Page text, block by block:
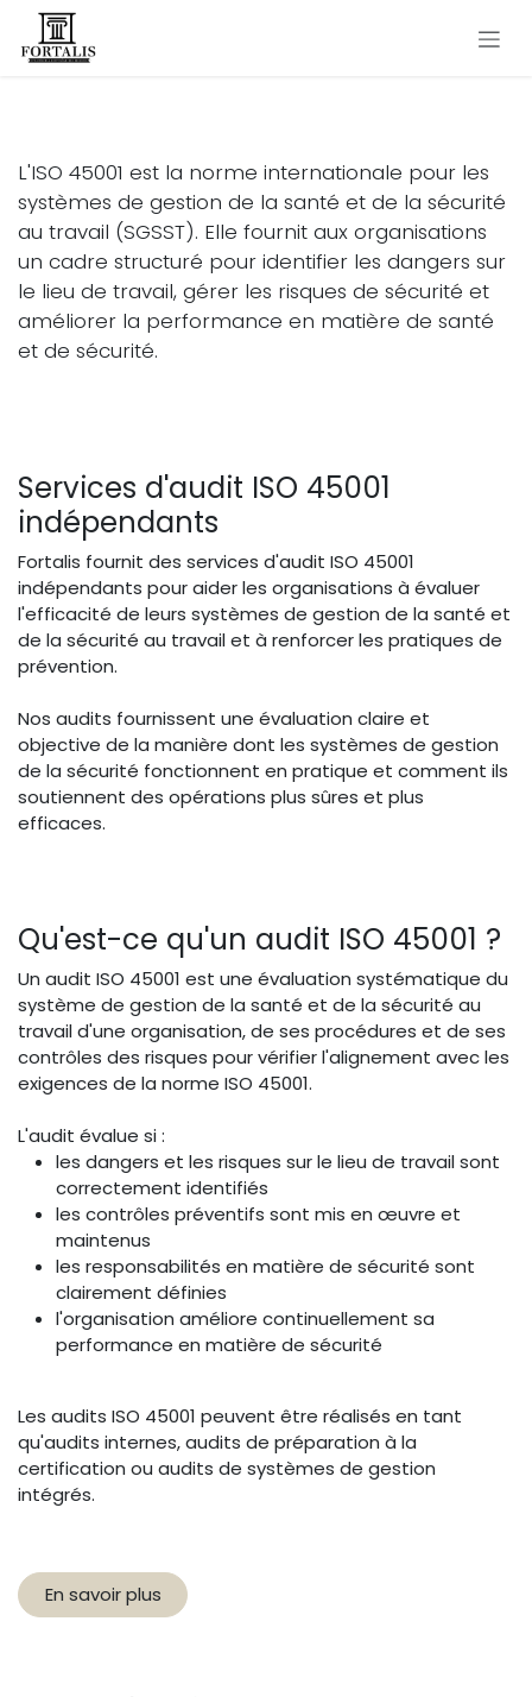
Se rendre au contenu
L'ISO 45001 est la norme internationale pour les
systèmes de gestion de la santé et de la sécurité
au travail (SGSST). Elle fournit aux organisations
un cadre structuré pour identifier les dangers sur
le lieu de travail, gérer les risques de sécurité et
améliorer la performance en matière de santé
et de sécurité.
Services d'audit ISO 45001
indépendants
Fortalis fournit des services d'audit ISO 45001
indépendants pour aider les organisations à évaluer
l'efficacité de leurs systèmes de gestion de la santé et
de la sécurité au travail et à renforcer les pratiques de
prévention.
Nos audits fournissent une évaluation claire et
objective de la manière dont les systèmes de gestion
de la sécurité fonctionnent en pratique et comment ils
soutiennent des opérations plus sûres et plus
efficaces.
Qu'est-ce qu'un audit ISO 45001 ?
Un audit ISO 45001 est une évaluation systématique du
système de gestion de la santé et de la sécurité au
travail d'une organisation, de ses procédures et de ses
contrôles des risques pour vérifier l'alignement avec les
exigences de la norme ISO 45001.
L'audit évalue si :
les dangers et les risques sur le lieu de travail sont
correctement identifiés
les contrôles préventifs sont mis en œuvre et
maintenus
les responsabilités en matière de sécurité sont
clairement définies
l'organisation améliore continuellement sa
performance en matière de sécurité
Les audits ISO 45001 peuvent être réalisés en tant
qu'audits internes, audits de préparation à la
certification ou audits de systèmes de gestion
intégrés.
En savoir plus